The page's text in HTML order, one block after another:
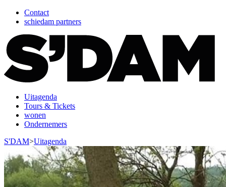
Contact
schiedam partners
Uitagenda
Tours & Tickets
wonen
Ondernemers
S'DAM>Uitagenda